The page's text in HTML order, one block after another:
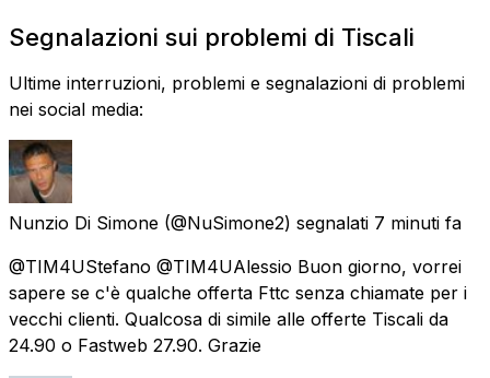
Segnalazioni sui problemi di Tiscali
Ultime interruzioni, problemi e segnalazioni di problemi
nei social media:
Nunzio Di Simone (@NuSimone2) segnalati 7 minuti fa
@TIM4UStefano @TIM4UAlessio Buon giorno, vorrei
sapere se c'è qualche offerta Fttc senza chiamate per i
vecchi clienti. Qualcosa di simile alle offerte Tiscali da
24.90 o Fastweb 27.90. Grazie